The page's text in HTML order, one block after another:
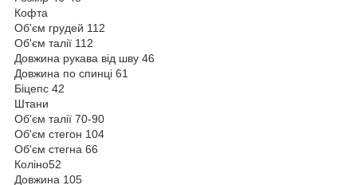
Кофта
Об'єм грудей 112
Об'єм талії 112
Довжина рукава від шву 46
Довжина по спинці 61
Біцепс 42
Штани
Об'єм талії 70-90
Об'єм стегон 104
Об'єм стегна 66
Коліно52
Довжина 105